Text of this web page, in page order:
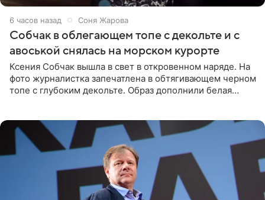
6 часов назад Соня Жарова
Собчак в облегающем топе с декольте и с
авоськой снялась на морском курорте
Ксения Собчак вышла в свет в откровенном наряде. На
фото журналистка запечатлена в обтягивающем черном
топе с глубоким декольте. Образ дополнили белая